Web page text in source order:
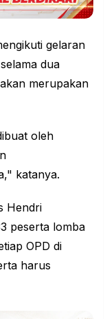
gelaran
dua
merupakan
oleh
katanya.
Hendri
peserta lomba
OPD di
harus